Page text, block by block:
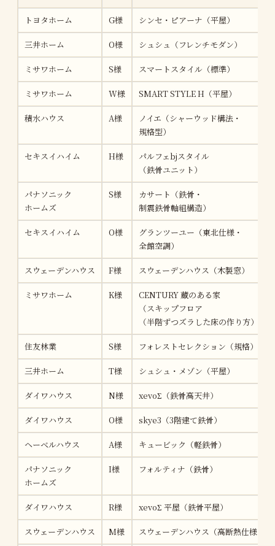
トヨタホーム G様 シンセ・ピアーナ（平屋）
三井ホーム O様 シュシュ（フレンチモダン）
ミサワホーム S様 スマートスタイル（標準）
ミサワホーム W様 SMART STYLE H（平屋）
積水ハウス A様
ノイエ（シャーウッド構法・
規格型）
セキスイハイム H様
パルフェbjスタイル
（鉄骨ユニット）
パナソニック
ホームズ
S様
カサート（鉄骨・
制震鉄骨軸組構造）
セキスイハイム O様
グランツーユー（東北仕様・
全館空調）
スウェーデンハウス F様 スウェーデンハウス（木製窓）
ミサワホーム K様
CENTURY 蔵のある家
（スキップフロア
（半階ずつズラした床の作り方））
住友林業 S様 フォレストセレクション（規格）
三井ホーム T様 シュシュ・メゾン（平屋）
ダイワハウス N様 xevoΣ（鉄骨高天井）
ダイワハウス O様 skye3（3階建て鉄骨）
ヘーベルハウス A様 キュービック（軽鉄骨）
パナソニック
ホームズ
I様 フォルティナ（鉄骨）
ダイワハウス R様 xevoΣ 平屋（鉄骨平屋）
スウェーデンハウス M様 スウェーデンハウス（高断熱仕様）